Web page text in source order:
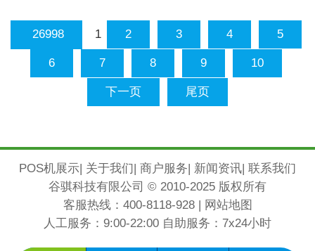
26998 1 2 3 4 5
6 7 8 9 10
下一页 尾页
POS机展示| 关于我们| 商户服务| 新闻资讯| 联系我们
谷骐科技有限公司 © 2010-2025 版权所有
客服热线： 400-8118-928 | 网站地图
人工服务：9:00-22:00 自助服务：7x24小时